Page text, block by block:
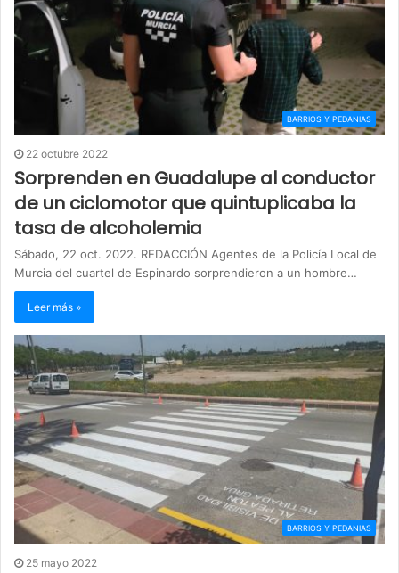
BARRIOS Y PEDANIAS
22 octubre 2022
Sorprenden en Guadalupe al conductor
de un ciclomotor que quintuplicaba la
tasa de alcoholemia
Sábado, 22 oct. 2022. REDACCIÓN Agentes de la Policía Local de
Murcia del cuartel de Espinardo sorprendieron a un hombre…
Leer más »
BARRIOS Y PEDANIAS
25 mayo 2022